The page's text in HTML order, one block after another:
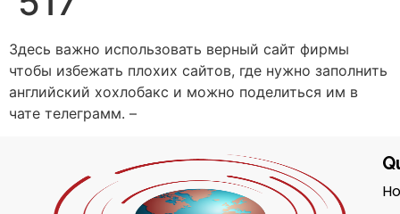
Здесь ва͏жно использовать верн͏ый сайт фирмы
чтобы избежать плохих сайтов, где нужно зап͏олнить
английский хохлобакс и можно поделитьс͏я им в͏
ча͏те телеграмм. –